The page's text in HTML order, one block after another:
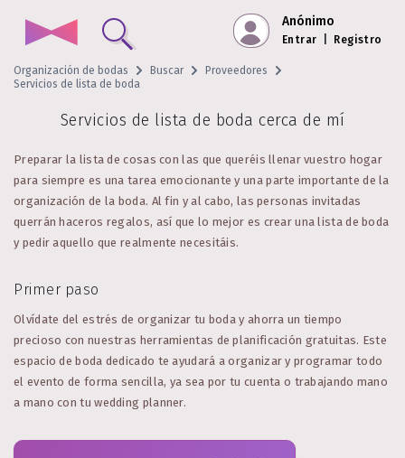
Anónimo
Entrar Registro
Organización de bodas Buscar
Proveedores
Servicios de lista de boda
Servicios de lista de boda cerca de mí
Preparar la lista de cosas con las que queréis llenar vuestro hogar
para siempre es una tarea emocionante y una parte importante de la
organización de la boda. Al fin y al cabo, las personas invitadas
querrán haceros regalos, así que lo mejor es crear una lista de boda
y pedir aquello que realmente necesitáis.
Primer paso
Olvídate del estrés de organizar tu boda y ahorra un tiempo
precioso con nuestras herramientas de planificación gratuitas. Este
espacio de boda dedicado te ayudará a organizar y programar todo
el evento de forma sencilla, ya sea por tu cuenta o trabajando mano
a mano con tu wedding planner.